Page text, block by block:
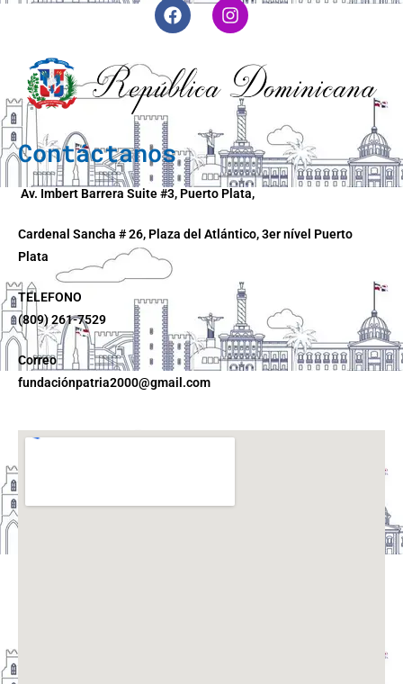
Contáctanos
Av. Imbert Barrera Suite #3, Puerto Plata,
Cardenal Sancha # 26, Plaza del Atlántico, 3er nível Puerto
Plata
TELEFONO
(809) 261-7529
Correo
fundaciónpatria2000@gmail.com